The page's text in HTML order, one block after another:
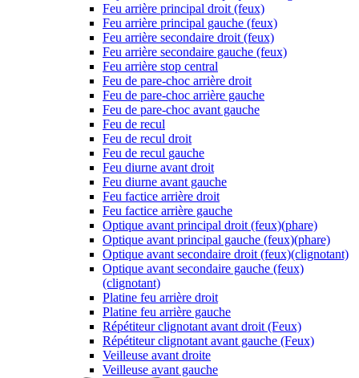
Feu arrière principal droit (feux)
Feu arrière principal gauche (feux)
Feu arrière secondaire droit (feux)
Feu arrière secondaire gauche (feux)
Feu arrière stop central
Feu de pare-choc arrière droit
Feu de pare-choc arrière gauche
Feu de pare-choc avant gauche
Feu de recul
Feu de recul droit
Feu de recul gauche
Feu diurne avant droit
Feu diurne avant gauche
Feu factice arrière droit
Feu factice arrière gauche
Optique avant principal droit (feux)(phare)
Optique avant principal gauche (feux)(phare)
Optique avant secondaire droit (feux)(clignotant)
Optique avant secondaire gauche (feux)
(clignotant)
Platine feu arrière droit
Platine feu arrière gauche
Répétiteur clignotant avant droit (Feux)
Répétiteur clignotant avant gauche (Feux)
Veilleuse avant droite
Veilleuse avant gauche